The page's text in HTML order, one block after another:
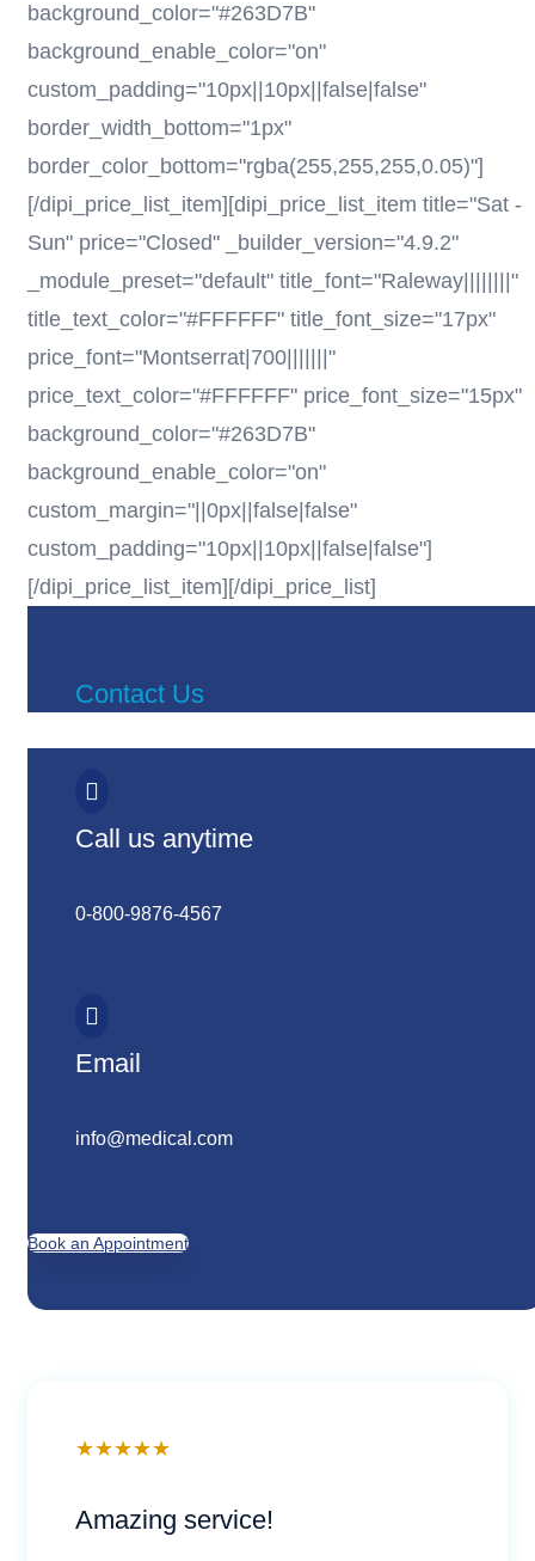
background_color="#263D7B"
background_enable_color="on"
custom_padding="10px||10px||false|false"
border_width_bottom="1px"
border_color_bottom="rgba(255,255,255,0.05)"]
[/dipi_price_list_item][dipi_price_list_item title="Sat -
Sun" price="Closed" _builder_version="4.9.2"
_module_preset="default" title_font="Raleway||||||||"
title_text_color="#FFFFFF" title_font_size="17px"
price_font="Montserrat|700|||||||"
price_text_color="#FFFFFF" price_font_size="15px"
background_color="#263D7B"
background_enable_color="on"
custom_margin="||0px||false|false"
custom_padding="10px||10px||false|false"]
[/dipi_price_list_item][/dipi_price_list]
Contact Us

Call us anytime
0-800-9876-4567

Email
info@medical.com
Book an Appointment
★★★★★
Amazing service!